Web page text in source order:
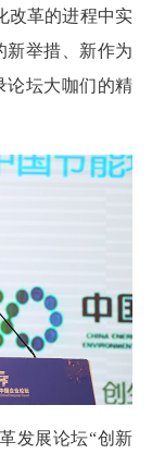
改革的进程中实
新举措、新作为
论坛大咖们的精
发展论坛“创新